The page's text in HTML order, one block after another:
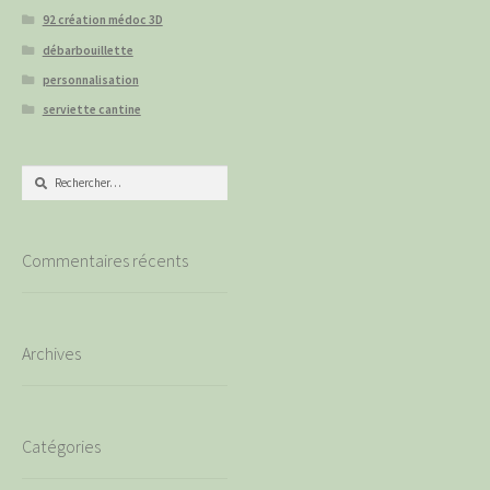
92 création médoc 3D
débarbouillette
personnalisation
serviette cantine
Commentaires récents
Archives
Catégories